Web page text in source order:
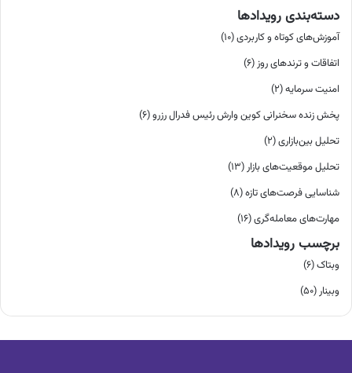
دسته‌بندی رویدادها
آموزش‌های کوتاه و کاربردی (10)
اتفاقات و ترندهای روز (6)
امنیت سرمایه (2)
پخش زنده سخنرانی کوین وارش رئیس فدرال رزرو (6)
تحلیل بین‌بازاری (2)
تحلیل موقعیت‌های بازار (13)
شناسایی فرصت‌های تازه (8)
مهارت‌های معامله‌گری (16)
برچسب رویدادها
وبتاک (6)
وبینار (50)